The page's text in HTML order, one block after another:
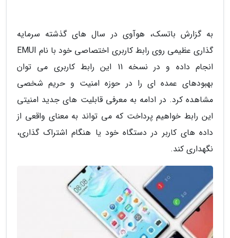
به گزارش باتسک، هوآوی در سال های گذشته سرمایه
گذاری عظیمی روی رابط کاربری اختصاصی خود با نام EMUI
انجام داده و در نسخه 11 این رابط کاربری می توان
بهبودهای عمده ای را در حوزه امنیت و حریم شخصی
مشاهده کرد. در ادامه به معرفی قابلیت های جدید امنیتی
این رابط خواهیم پرداخت که می تواند به معنای واقعی از
داده های کاربر در دستگاه خود یا هنگام اشتراک گذاری،
نگهداری کند.